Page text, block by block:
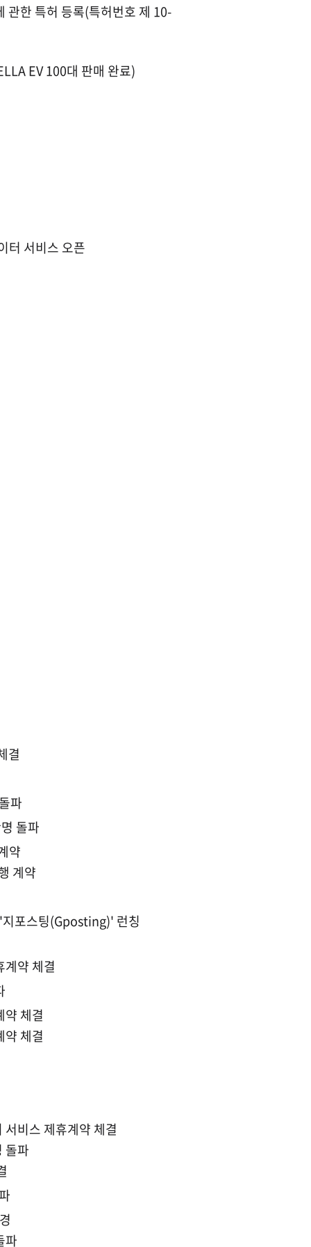
관한 특허 등록(특허번호 제 10-
EV 100대 판매 완료)
터 서비스 오픈
결
파
돌파
약
계약
포스팅(Gposting)' 런칭
계약 체결
약 체결
약 체결
비스 제휴계약 체결
돌파
파